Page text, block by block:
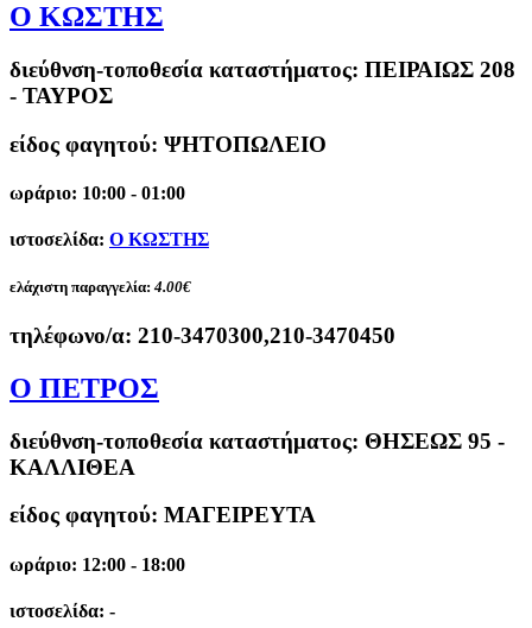
Ο ΚΩΣΤΗΣ
διεύθνση-τοποθεσία καταστήματος: ΠΕΙΡΑΙΩΣ 208
- ΤΑΥΡΟΣ
είδος φαγητού: ΨΗΤΟΠΩΛΕΙΟ
ωράριο: 10:00 - 01:00
ιστοσελίδα: Ο ΚΩΣΤΗΣ
ελάχιστη παραγγελία: 4.00€
τηλέφωνο/α: 210-3470300,210-3470450
Ο ΠΕΤΡΟΣ
διεύθνση-τοποθεσία καταστήματος: ΘΗΣΕΩΣ 95 -
ΚΑΛΛΙΘΕΑ
είδος φαγητού: ΜΑΓΕΙΡΕΥΤΑ
ωράριο: 12:00 - 18:00
ιστοσελίδα: -